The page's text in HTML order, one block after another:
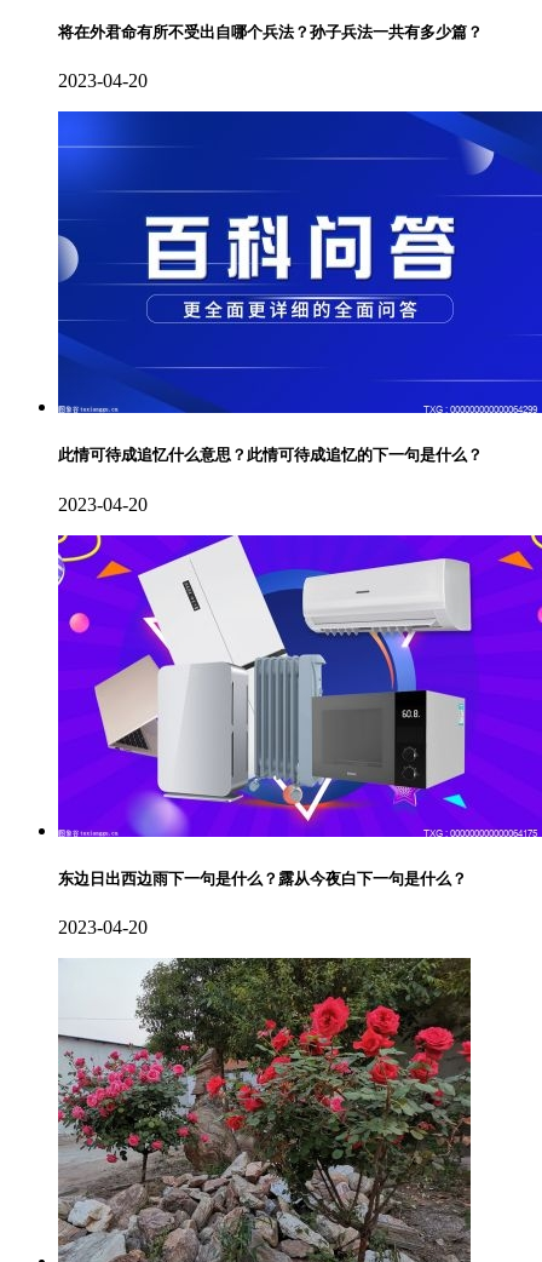
将在外君命有所不受出自哪个兵法？孙子兵法一共有多少篇？
2023-04-20
此情可待成追忆什么意思？此情可待成追忆的下一句是什么？
2023-04-20
东边日出西边雨下一句是什么？露从今夜白下一句是什么？
2023-04-20